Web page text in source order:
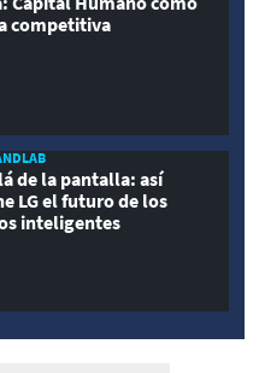
competitiva
de la pantalla: así
LG el futuro de los
inteligentes